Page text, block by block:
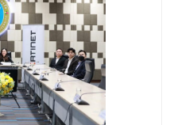
านหลังโรงสีข้าว
อนางฯ